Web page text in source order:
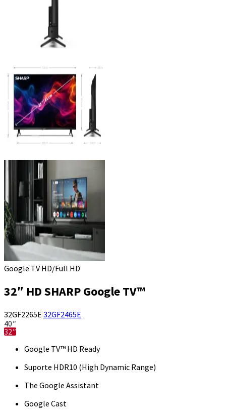
Google TV HD/Full HD
32″ HD SHARP Google TV™
32GF2265E 32GF2465E
40″
32″
Google TV™ HD Ready
Suporte HDR10 (High Dynamic Range)
The Google Assistant
Google Cast